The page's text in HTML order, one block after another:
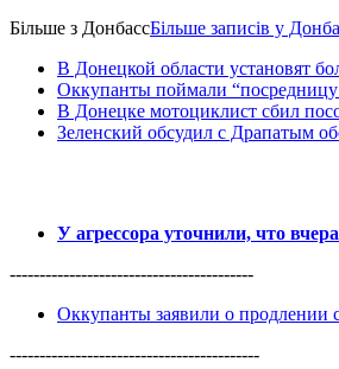
Більше з ДонбассБільше записів у
В Донецкой области установят
Оккупанты поймали
В Донецке мотоциклист сбил
Зеленский обсудил с Драпатым
У агрессора уточнили, что
-----------------------------------------
Оккупанты заявили о продлении
------------------------------------------